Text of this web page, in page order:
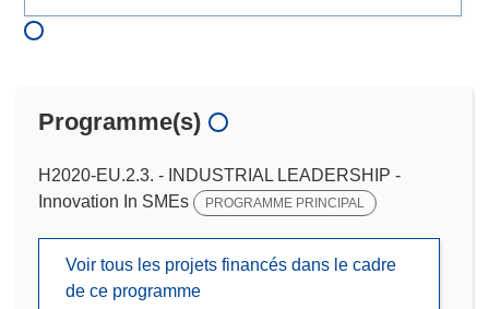
Programme(s)
H2020-EU.2.3. - INDUSTRIAL LEADERSHIP -
Innovation In SMEs
PROGRAMME PRINCIPAL
Voir tous les projets financés dans le cadre
de ce programme